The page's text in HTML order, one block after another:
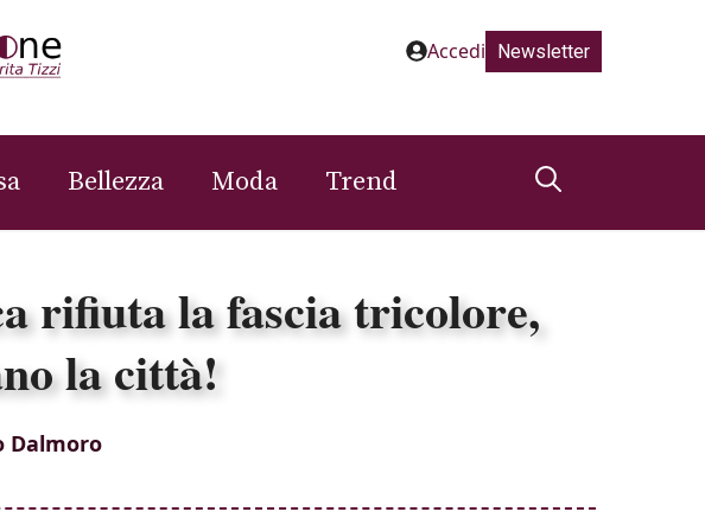
Accedi Newsletter
Bellezza Moda Trend
rifiuta la fascia tricolore,
la città!
Dalmoro